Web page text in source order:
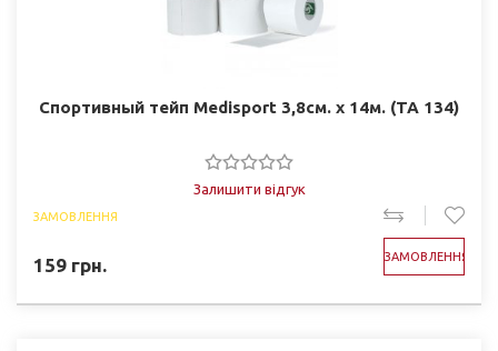
Спортивный тейп Medisport 3,8см. х 14м. (TA 134)
Залишити відгук
ЗАМОВЛЕННЯ
159 грн. ЗАМОВЛЕННЯ